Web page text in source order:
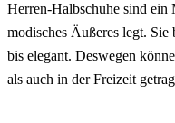
Herren-Halbschuhe sind ein
modisches Äußeres legt.
bis elegant. Deswegen
als auch in der Freizeit